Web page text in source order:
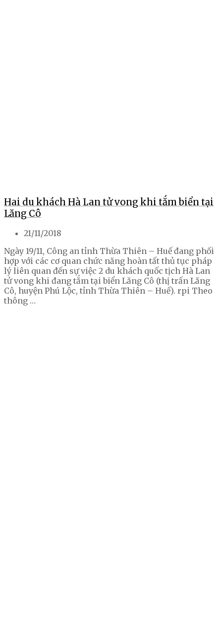
Hai du khách Hà Lan tử vong khi tắm biển tại
Lăng Cô
21/11/2018
Ngày 19/11, Công an tỉnh Thừa Thiên – Huế đang phối
hợp với các cơ quan chức năng hoàn tất thủ tục pháp
lý liên quan đến sự việc 2 du khách quốc tịch Hà Lan
tử vong khi đang tắm tại biển Lăng Cô (thị trấn Lăng
Cô, huyện Phú Lộc, tỉnh Thừa Thiên – Huế). rpi Theo
thông …